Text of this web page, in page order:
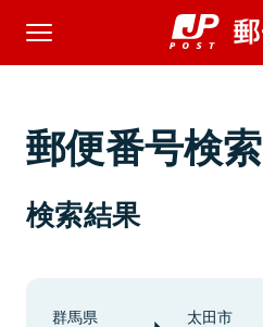
郵便番号検索
検索結果
群馬県 太田市